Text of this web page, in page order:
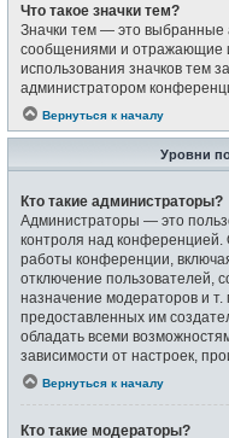
Что такое значки тем?
Значки тем — это выбранные
сообщениями и отражающие
использования значков тем
администратором
Вернуться к началу
Уровни
Кто такие администраторы?
Администраторы — это
контроля над конференцией.
работы конференции,
отключение пользователей,
назначение модераторов и т.
предоставленных им
обладать всеми
зависимости от настроек,
Вернуться к началу
Кто такие модераторы?